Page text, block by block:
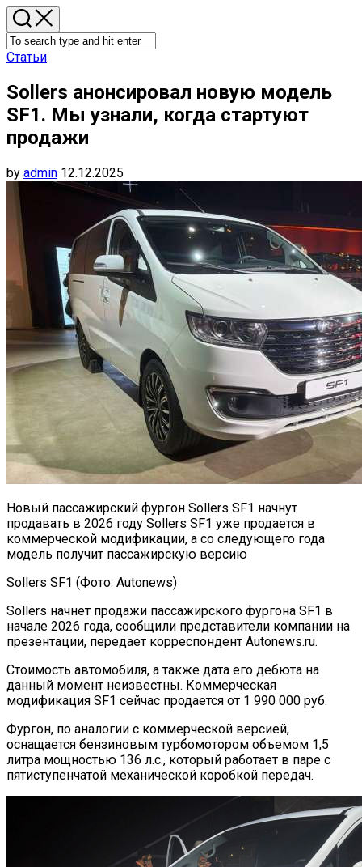
Статьи
Sollers анонсировал новую модель
SF1. Мы узнали, когда стартуют
продажи
by admin 12.12.2025
Новый пассажирский фургон Sollers SF1 начнут
продавать в 2026 году Sollers SF1 уже продается в
коммерческой модификации, а со следующего года
модель получит пассажирскую версию
Sollers SF1 (Фото: Autonews)
Sollers начнет продажи пассажирского фургона SF1 в
начале 2026 года, сообщили представители компании на
презентации, передает корреспондент Autonews.ru.
Стоимость автомобиля, а также дата его дебюта на
данный момент неизвестны. Коммерческая
модификация SF1 сейчас продается от 1 990 000 руб.
Фургон, по аналогии с коммерческой версией,
оснащается бензиновым турбомотором объемом 1,5
литра мощностью 136 л.с., который работает в паре с
пятиступенчатой механической коробкой передач.